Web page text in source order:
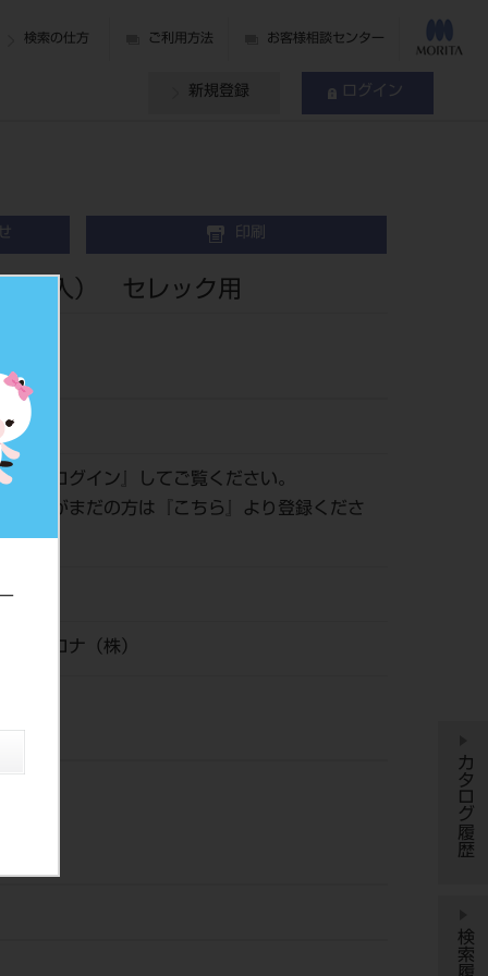
検索の仕方 ご利用方法 お客様相談センター
新規登録 ログイン
印刷
30入） セレック用
は『 ログイン 』してご覧ください。
登録がまだの方は『
こちら 』より登録くださ
イシロナ（株）
カタログ履歴